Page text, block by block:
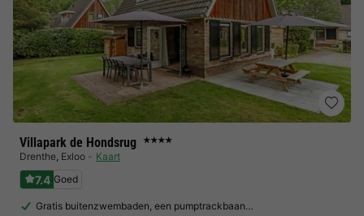
Villapark de Hondsrug ★★★★
Drenthe, Exloo Kaart
7.4 Goed
Gratis buitenzwembaden, een pumptrackbaan…